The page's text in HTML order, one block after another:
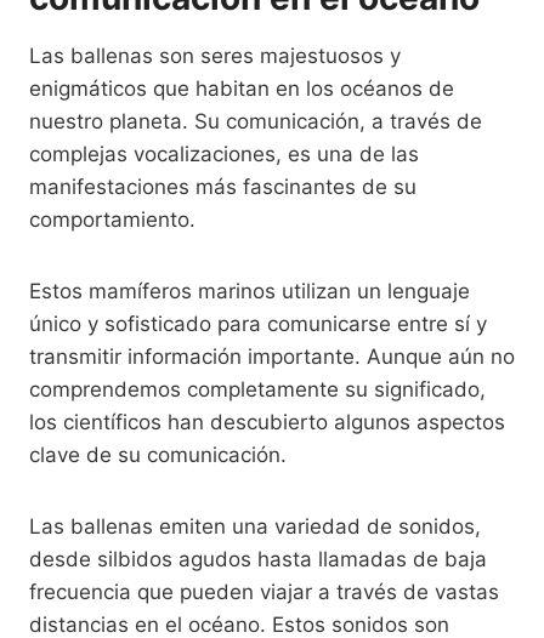
Las ballenas son seres majestuosos y
enigmáticos que habitan en los océanos de
nuestro planeta. Su comunicación, a través de
complejas vocalizaciones, es una de las
manifestaciones más fascinantes de su
comportamiento.
Estos mamíferos marinos utilizan un lenguaje
único y sofisticado para comunicarse entre sí y
transmitir información importante. Aunque aún no
comprendemos completamente su significado,
los científicos han descubierto algunos aspectos
clave de su comunicación.
Las ballenas emiten una variedad de sonidos,
desde silbidos agudos hasta llamadas de baja
frecuencia que pueden viajar a través de vastas
distancias en el océano. Estos sonidos son